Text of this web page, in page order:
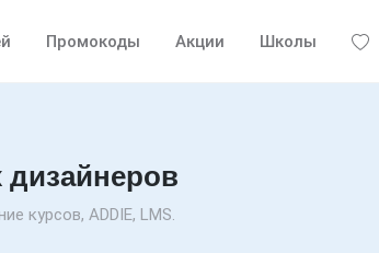
Промокоды Акции Школы
дизайнеров
курсов, ADDIE, LMS.